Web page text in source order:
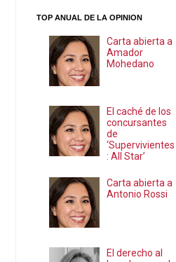
TOP ANUAL DE LA OPINION
Carta abierta a
Amador
Mohedano
El caché de los
concursantes
de
‘Supervivientes
: All Star’
Carta abierta a
Antonio Rossi
El derecho al